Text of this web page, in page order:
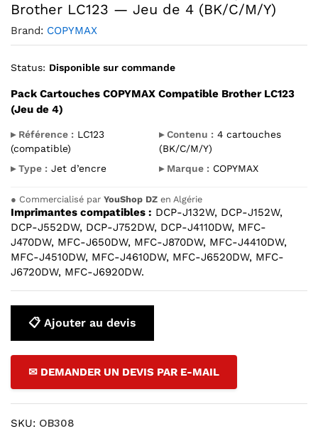
Brother LC123 — Jeu de 4 (BK/C/M/Y)
Brand: COPYMAX
Status: Disponible sur commande
Pack Cartouches COPYMAX Compatible Brother LC123
(Jeu de 4)
▸ Référence : LC123
(compatible)
▸ Contenu : 4 cartouches
(BK/C/M/Y)
▸ Type : Jet d’encre ▸ Marque : COPYMAX
● Commercialisé par YouShop DZ en Algérie
Imprimantes compatibles : DCP-J132W, DCP-J152W,
DCP-J552DW, DCP-J752DW, DCP-J4110DW, MFC-
J470DW, MFC-J650DW, MFC-J870DW, MFC-J4410DW,
MFC-J4510DW, MFC-J4610DW, MFC-J6520DW, MFC-
J6720DW, MFC-J6920DW.
📋 Ajouter au devis
✉ DEMANDER UN DEVIS PAR E-MAIL
SKU: OB308